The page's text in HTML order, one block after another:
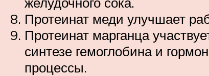
Протеинат меди улучшает
Протеинат марганца
синтезе гемоглобина и
процессы.